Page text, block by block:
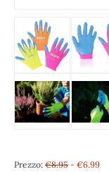
Prezzo: €8.95 - €6.99